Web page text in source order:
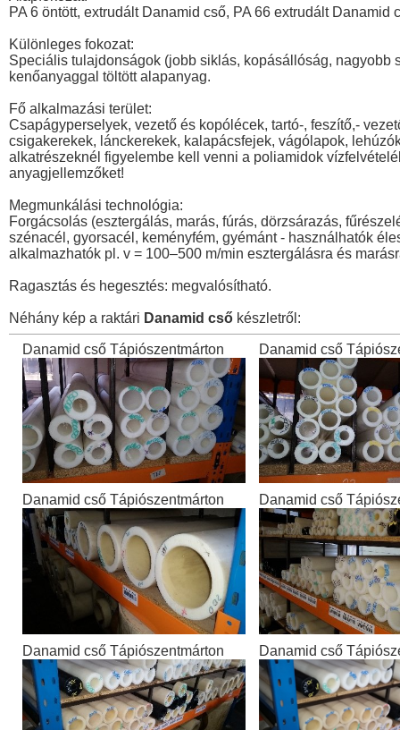
PA 6 öntött, extrudált Danamid cső, PA 66 extrudált
Különleges fokozat:
Speciális tulajdonságok (jobb siklás, kopásállóság,
kenőanyaggal töltött alapanyag.
Fő alkalmazási terület:
Csapágyperselyek, vezető és kopólécek, tartó-, feszítő,-
csigakerekek, lánckerekek, kalapácsfejek, vágólapok,
alkatrészeknél figyelembe kell venni a poliamidok
anyagjellemzőket!
Megmunkálási technológia:
Forgácsolás (esztergálás, marás, fúrás, dörzsárazás,
szénacél, gyorsacél, keményfém, gyémánt - használhatók
alkalmazhatók pl. v = 100–500 m/min esztergálásra és
Ragasztás és hegesztés: megvalósítható.
Néhány kép a raktári Danamid cső készletről:
Danamid cső Tápiószentmárton Danamid cső
Danamid cső Tápiószentmárton Danamid cső
Danamid cső Tápiószentmárton Danamid cső